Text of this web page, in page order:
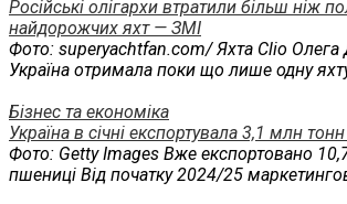
Російські олігархи втратили більш ніж
найдорожчих яхт — ЗМІ
Фото: superyachtfan.com/ Яхта Clio Олега
Україна отримала поки що лише одну
Бізнес та економіка
Україна в січні експортувала 3,1 млн
Фото: Getty Images Вже експортовано
пшениці Від початку 2024/25